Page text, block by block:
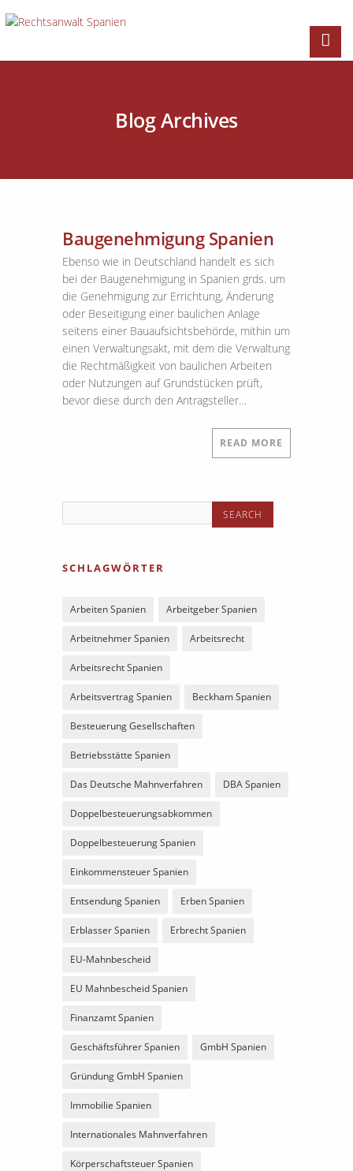
Blog Archives
Baugenehmigung Spanien
Ebenso wie in Deutschland handelt es sich
bei der Baugenehmigung in Spanien grds. um
die Genehmigung zur Errichtung, Änderung
oder Beseitigung einer baulichen Anlage
seitens einer Bauaufsichtsbehörde, mithin um
einen Verwaltungsakt, mit dem die Verwaltung
die Rechtmäßigkeit von baulichen Arbeiten
oder Nutzungen auf Grundstücken prüft,
bevor diese durch den Antragsteller…
READ MORE
SCHLAGWÖRTER
Arbeiten Spanien Arbeitgeber Spanien
Arbeitnehmer Spanien Arbeitsrecht
Arbeitsrecht Spanien
Arbeitsvertrag Spanien Beckham Spanien
Besteuerung Gesellschaften
Betriebsstätte Spanien
Das Deutsche Mahnverfahren DBA Spanien
Doppelbesteuerungsabkommen
Doppelbesteuerung Spanien
Einkommensteuer Spanien
Entsendung Spanien Erben Spanien
Erblasser Spanien Erbrecht Spanien
EU-Mahnbescheid
EU Mahnbescheid Spanien
Finanzamt Spanien
Geschäftsführer Spanien GmbH Spanien
Gründung GmbH Spanien
Immobilie Spanien
Internationales Mahnverfahren
Körperschaftsteuer Spanien